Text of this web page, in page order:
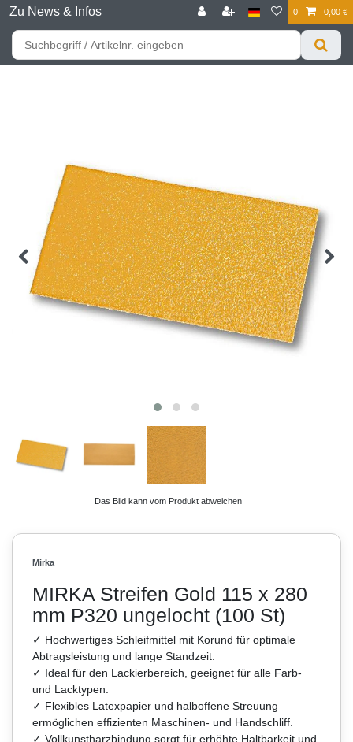
Zu News & Infos 0 0,00 €
Für bessere Preise HIER registrieren!
Das Bild kann vom Produkt abweichen
Mirka
MIRKA Streifen Gold 115 x 280
mm P320 ungelocht (100 St)
✓ Hochwertiges Schleifmittel mit Korund für optimale
Abtragsleistung und lange Standzeit.
✓ Ideal für den Lackierbereich, geeignet für alle Farb-
und Lacktypen.
✓ Flexibles Latexpapier und halboffene Streuung
ermöglichen effizienten Maschinen- und Handschliff.
✓ Vollkunstharzbindung sorgt für erhöhte Haltbarkeit und